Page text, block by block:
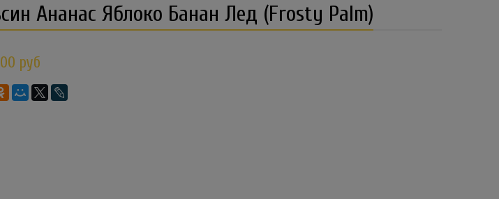
Ананас Яблоко Банан Лед (Frosty Palm)
руб